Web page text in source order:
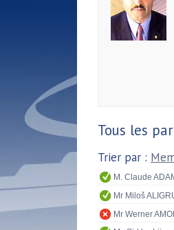
Tous les
Trier par :
M. Claude
Mr Miloš
Mr Werner